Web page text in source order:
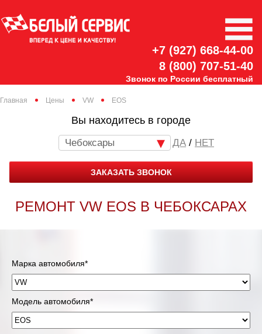
+7 (927) 668-44-00
8 (800) 707-51-40
Звонок по России бесплатный
Главная Цены VW EOS
Вы находитесь в городе
Чебоксары / НЕТ
ЗАКАЗАТЬ ЗВОНОК
РЕМОНТ VW EOS В ЧЕБОКСАРАХ
Марка автомобиля*
Модель автомобиля*